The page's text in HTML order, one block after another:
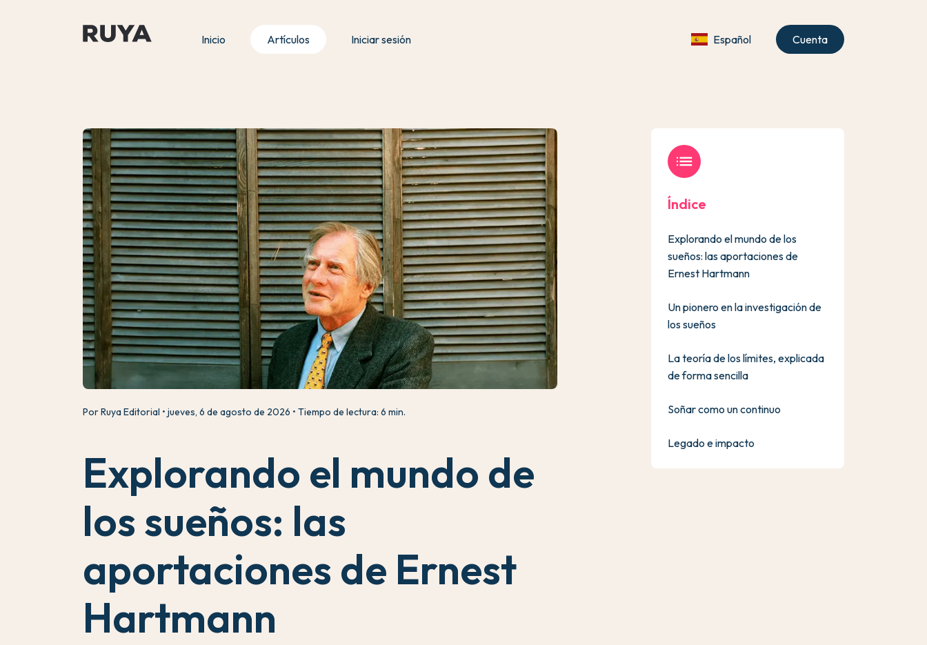
Inicio Artículos Iniciar sesión Español Cuenta
Por Ruya Editorial jueves, 6 de agosto de 2026 Tiempo de lectura: 6 min.
Explorando el mundo de
los sueños: las
aportaciones de Ernest
Hartmann
list
Índice
Explorando el mundo de los
sueños: las aportaciones de
Ernest Hartmann
Un pionero en la investigación de
los sueños
La teoría de los límites, explicada
de forma sencilla
Soñar como un continuo
Legado e impacto